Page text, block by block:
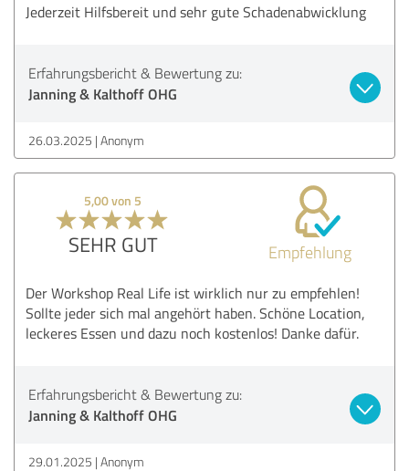
Jederzeit Hilfsbereit und sehr gute Schadenabwicklung
Erfahrungsbericht & Bewertung zu:
Janning & Kalthoff OHG
26.03.2025 Anonym
5,00 von 5
SEHR GUT Empfehlung
Der Workshop Real Life ist wirklich nur zu empfehlen!
Sollte jeder sich mal angehört haben. Schöne Location,
leckeres Essen und dazu noch kostenlos! Danke dafür.
Erfahrungsbericht & Bewertung zu:
Janning & Kalthoff OHG
29.01.2025 Anonym